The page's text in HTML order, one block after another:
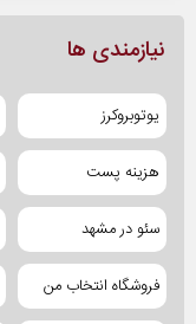
نیازمندی ها
یوتوبروکرز
هزینه پست
سئو در مشهد
فروشگاه انتخاب من